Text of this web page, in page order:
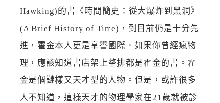
Hawking)的書《時間簡史：從大爆炸到黑洞》
(A Brief History of Time)，到目前仍是十分先
進，霍金本人更是享譽國際。如果你曾經瘋物
理，應該知道書店架上整排都是霍金的書。霍
金是個謎樣又天才型的人物。但是，或許很多
人不知道，這樣天才的物理學家在21歲就被診